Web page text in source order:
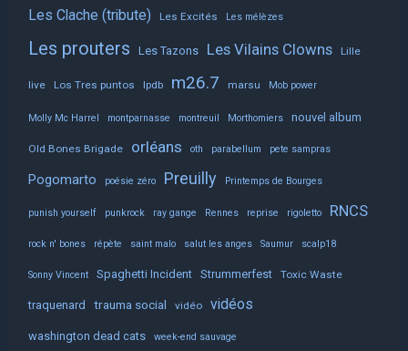
Les Clache (tribute) Les Excités Les mélèzes
Les prouters Les Tazons Les Vilains Clowns Lille
live Los Tres puntos lpdb m26.7 marsu Mob power
Molly Mc Harrel montparnasse montreuil Morthomiers nouvel album
Old Bones Brigade orléans oth parabellum pete sampras
Pogomarto poésie zéro Preuilly Printemps de Bourges
punish yourself punkrock ray gange Rennes reprise rigoletto RNCS
rock n' bones répète saint malo salut les anges Saumur scalp18
Sonny Vincent Spaghetti Incident Strummerfest Toxic Waste
traquenard trauma social vidéo vidéos
washington dead cats week-end sauvage